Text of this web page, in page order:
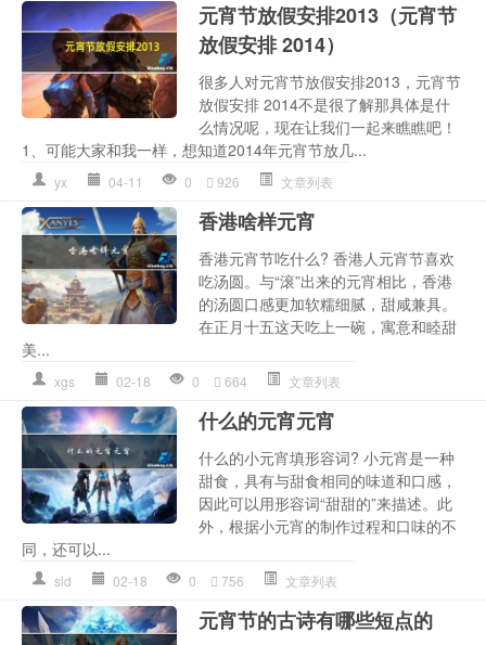
元宵节放假安排2013（元宵节
放假安排 2014）
很多人对元宵节放假安排2013，元宵节
放假安排 2014不是很了解那具体是什
么情况呢，现在让我们一起来瞧瞧吧！
1、可能大家和我一样，想知道2014年元宵节放几...
yx 04-11 0 926 文章列表
香港啥样元宵
香港元宵节吃什么? 香港人元宵节喜欢
吃汤圆。与“滚”出来的元宵相比，香港
的汤圆口感更加软糯细腻，甜咸兼具。
在正月十五这天吃上一碗，寓意和睦甜
美...
xgs 02-18 0 664 文章列表
什么的元宵元宵
什么的小元宵填形容词? 小元宵是一种
甜食，具有与甜食相同的味道和口感，
因此可以用形容词“甜甜的”来描述。此
外，根据小元宵的制作过程和口味的不
同，还可以...
sld 02-18 0 756 文章列表
元宵节的古诗有哪些短点的